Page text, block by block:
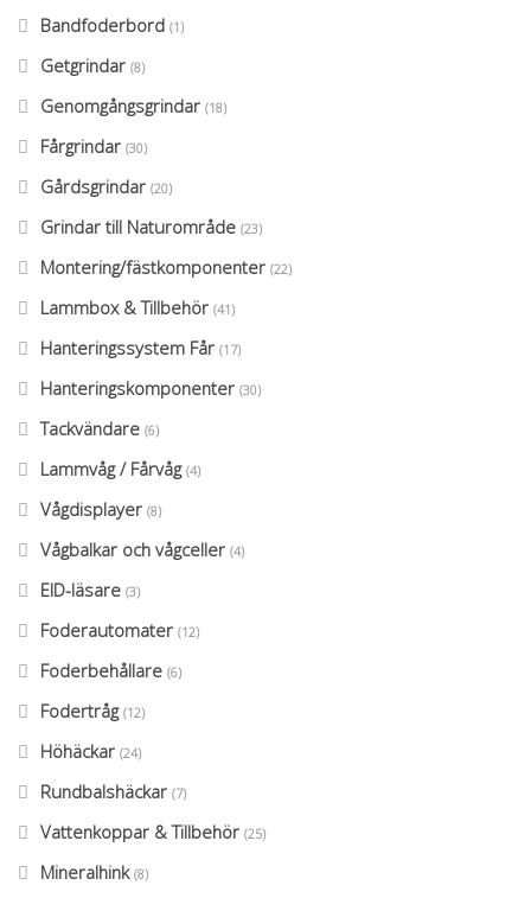
Bandfoderbord (1)
Getgrindar (8)
Genomgångsgrindar (18)
Fårgrindar (30)
Gårdsgrindar (20)
Grindar till Naturområde (23)
Montering/fästkomponenter (22)
Lammbox & Tillbehör (41)
Hanteringssystem Får (17)
Hanteringskomponenter (30)
Tackvändare (6)
Lammvåg / Fårvåg (4)
Vågdisplayer (8)
Vågbalkar och vågceller (4)
EID-läsare (3)
Foderautomater (12)
Foderbehållare (6)
Fodertråg (12)
Höhäckar (24)
Rundbalshäckar (7)
Vattenkoppar & Tillbehör (25)
Mineralhink (8)